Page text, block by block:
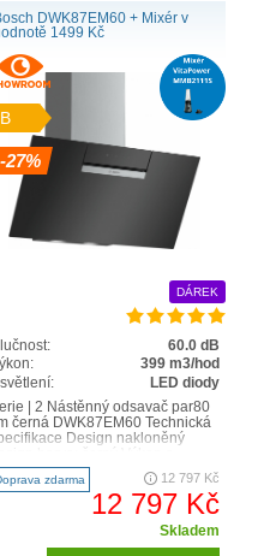
DWK87EM60 + Mixér v
1499 Kč
B
-27%
DÁREK
60.0 dB
399 m3/hod
LED diody
| 2 Nástěnný odsavač par80
černá DWK87EM60 Technická
Design nakloněný
třída..
zdarma 12 797 Kč
12 797 Kč
Skladem